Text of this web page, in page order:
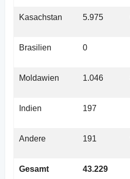
Kasachstan 5.975
Brasilien 0
Moldawien 1.046
Indien 197
Andere 191
Gesamt 43.229